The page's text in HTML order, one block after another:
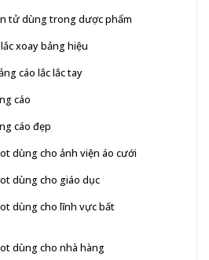
tử dùng trong dược phẩm
xoay bảng hiệu
cáo lắc lắc tay
cáo
cáo đẹp
dùng cho ảnh viện áo cưới
dùng cho giáo dục
dùng cho lĩnh vực bất
dùng cho nhà hàng